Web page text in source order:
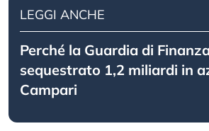
LEGGI ANCHE
Perché la Guardia di
sequestrato 1,2 miliardi in
Campari